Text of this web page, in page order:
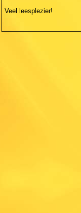
Veel leesplezier!